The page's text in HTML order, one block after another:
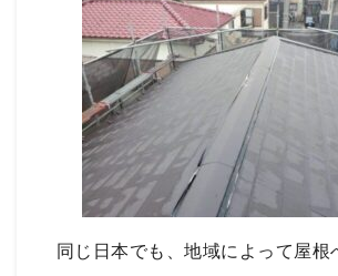
同じ日本でも、地域によって屋根